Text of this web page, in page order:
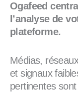
Ogafeed
l’analyse de
plateforme.
Médias,
et signaux
pertinentes